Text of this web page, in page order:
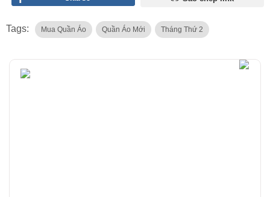
Tags: Mua Quần Áo Quần Áo Mới Tháng Thứ 2